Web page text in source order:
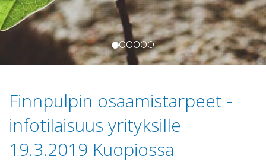
Finnpulpin osaamistarpeet -
infotilaisuus yrityksille
19.3.2019 Kuopiossa